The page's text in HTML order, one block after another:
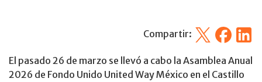
Compartir: X Facebook
El pasado 26 de marzo se llevó a cabo la Asamblea Anual
2026 de Fondo Unido United Way México en el Castillo